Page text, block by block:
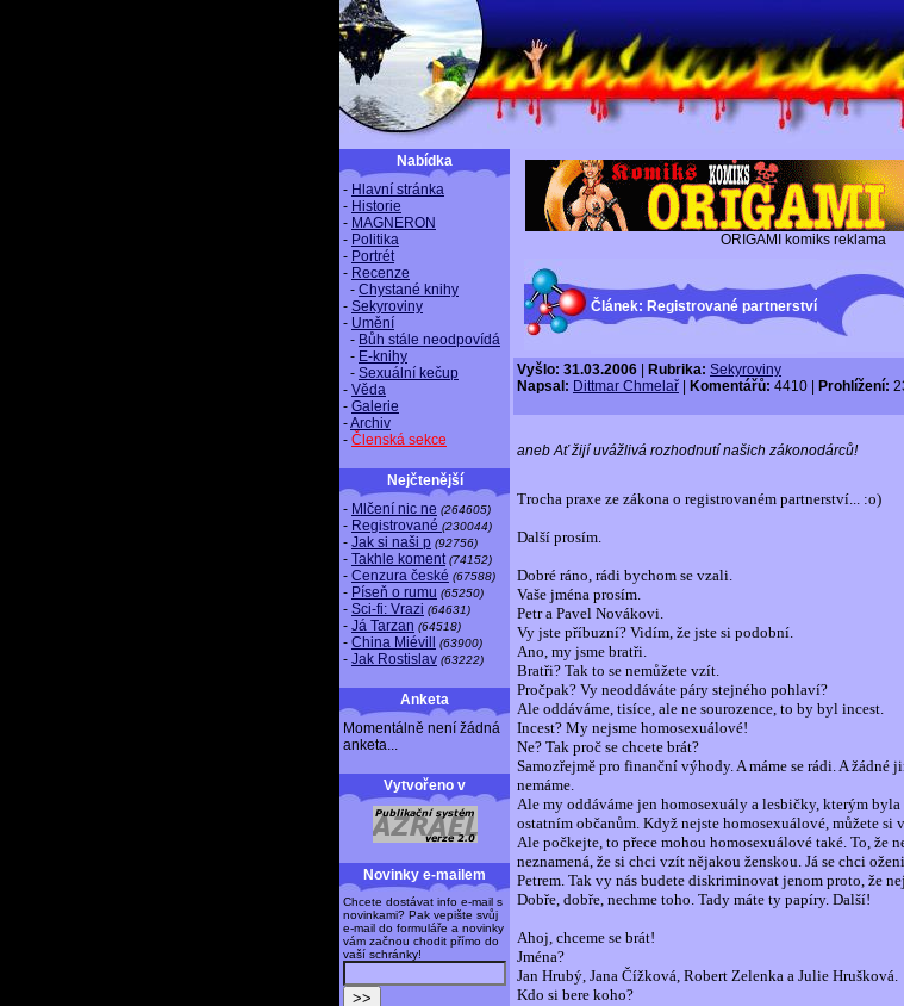
Nabídka
- Hlavní stránka
- Historie
- MAGNERON
- Politika
- Portrét
- Recenze
- Chystané knihy
- Sekyroviny
- Umění
- Bůh stále neodpovídá
- E-knihy
- Sexuální kečup
- Věda
- Galerie
-Archiv
- Členská sekce
Nejčtenější
- Mlčení nic ne (264605)
- Registrované (230044)
- Jak si naši p (92756)
- Takhle koment (74152)
- Cenzura české (67588)
- Píseň o rumu (65250)
- Sci-fi: Vrazi (64631)
- Já Tarzan (64518)
- China Miévill (63900)
- Jak Rostislav (63222)
Anketa
Momentálně není žádná
anketa...
Vytvořeno v
Novinky e-mailem
Chcete dostávat info e-mail s
novinkami? Pak vepište svůj
e-mail do formuláře a novinky
vám začnou chodit přímo do
vaší schránky!
ORIGAMI komiks reklama
Článek: Registrované partnerství
Vyšlo: 31.03.2006 Rubrika: Sekyroviny
Napsal: Dittmar Chmelař Komentářů: 4410 | Prohlížení:
aneb Ať žijí uvážlivá rozhodnutí našich zákonodárců!
Trocha praxe ze zákona o registrovaném partnerství... :o)
Další prosím.
Dobré ráno, rádi bychom se vzali.
Vaše jména prosím.
Petr a Pavel Novákovi.
Vy jste příbuzní? Vidím, že jste si podobní.
Ano, my jsme bratři.
Bratři? Tak to se nemůžete vzít.
Pročpak? Vy neoddáváte páry stejného pohlaví?
Ale oddáváme, tisíce, ale ne sourozence, to by byl incest.
Incest? My nejsme homosexuálové!
Ne? Tak proč se chcete brát?
Samozřejmě pro finanční výhody. A máme se rádi. A
nemáme.
Ale my oddáváme jen homosexuály a lesbičky, kterým byla
ostatním občanům. Když nejste homosexuálové, můžete si
Ale počkejte, to přece mohou homosexuálové také. To, že
neznamená, že si chci vzít nějakou ženskou. Já se chci
Petrem. Tak vy nás budete diskriminovat jenom proto, že
Dobře, dobře, nechme toho. Tady máte ty papíry. Další!
Ahoj, chceme se brát!
Jména?
Jan Hrubý, Jana Čížková, Robert Zelenka a Julie Hrušková.
Kdo si bere koho?